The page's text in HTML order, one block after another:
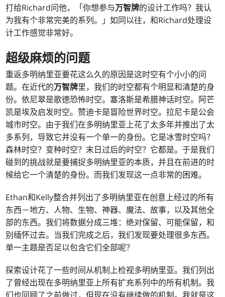
打给Richard问他，「你想参与万智牌的设计工作吗？我认
为我有个非常完美的系列。」如同以往，和Richard处理设
计工作感觉非常好。
超级麻烦的问题
重返多明纳里亚要花这么久的原因是这时空有个小小的问
题。在近代的万智牌里，我们的时空都有个明显和清楚的身
份。依尼翠是歌德恐怖时空。塞洛斯是希腊神话时空。阿芒
凯是埃及启发时空。赞迪卡是冒险世界时空。拉尼卡是公会
城市时空。由于我们在多明纳里亚上花了太多年并推出了太
多系列，导致它并没有一个单一的身份。它是冰雪时空吗？
森林时空？变种时空？末日过后的时空？它都是。于是我们
碰到的挑战就是要捕捉多明纳里亚的本质，并且在前进的时
候给它一个清楚的身份。而我们发现这一点非常的困难。
Ethan和Kelly整合并列出了多明纳里亚在创意上经过的所有
东西－地方、人物、生物、神器、魔法、故事，以及其他全
部的东西。我们将数据分成三堆：绝对保留、可能保留，和
别缅怀过去。当我们完成之后，我们发现要处理很多东西。
单一主题是否足以包含它们全部呢？
探索设计花了一些时间从机制上检视多明纳里亚。我们列出
了曾经出现在多明纳里亚上所有扩充系列中的所有机制。我